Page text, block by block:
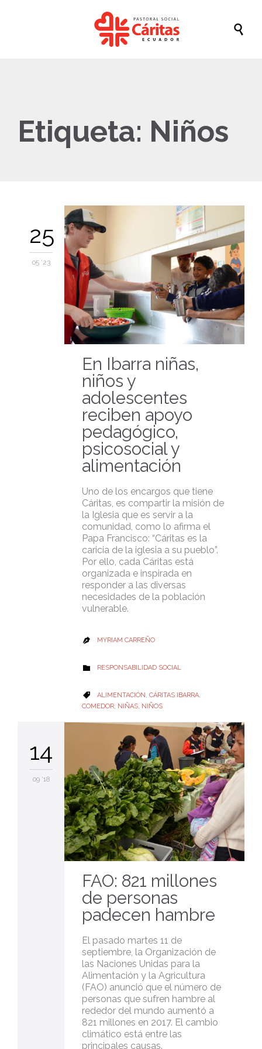

Etiqueta: Niños
25
05 '23
En Ibarra niñas,
niños y
adolescentes
reciben apoyo
pedagógico,
psicosocial y
alimentación
Uno de los encargos que tiene
Cáritas, es compartir la misión de
la Iglesia que es servir a la
comunidad, como lo afirma el
Papa Francisco: “Cáritas es la
caricia de la iglesia a su pueblo”.
Por ello, cada Cáritas está
organizada e inspirada en
responder a las diversas
necesidades de la población
vulnerable.
 MYRIAM CARREÑO
 CATEGORY
RESPONSABILIDAD SOCIAL
 CATEGORY
ALIMENTACIÓN , CÁRITAS IBARRA,
COMEDOR, NIÑAS, NIÑOS
14
09 '18
FAO: 821 millones
de personas
padecen hambre
El pasado martes 11 de
septiembre, la Organización de
las Naciones Unidas para la
Alimentación y la Agricultura
(FAO) anunció que el número de
personas que sufren hambre al
rededor del mundo aumentó a
821 millones en 2017. El cambio
climático está entre las
principales causas.